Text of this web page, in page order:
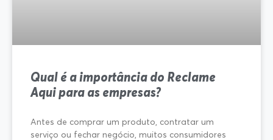
Qual é a importância do Reclame
Aqui para as empresas?
Antes de comprar um produto, contratar um
serviço ou fechar negócio, muitos consumidores